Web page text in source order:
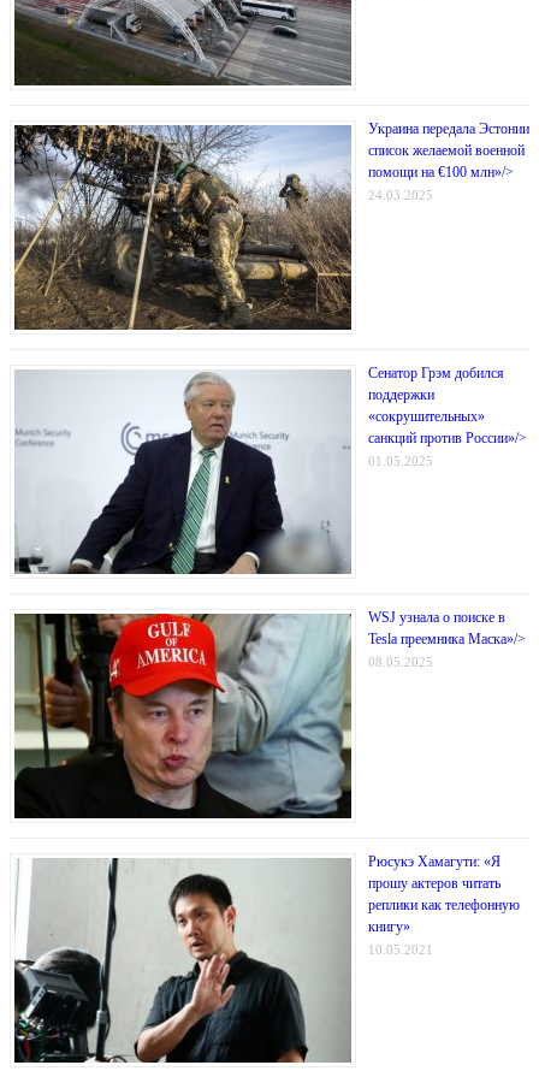
Украина передала Эстонии
список желаемой военной
помощи на €100 млн»/>
24.03.2025
Сенатор Грэм добился
поддержки
«сокрушительных»
санкций против России»/>
01.05.2025
WSJ узнала о поиске в
Tesla преемника Маска»/>
08.05.2025
Рюсукэ Хамагути: «Я
прошу актеров читать
реплики как телефонную
книгу»
10.05.2021